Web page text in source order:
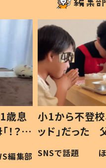
歳息
？」
編集部
小1から不登校
ッド」だった
作り続ける理
#令和の子
SNSで話題